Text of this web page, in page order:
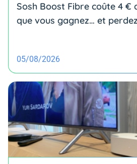
Sosh Boost Fibre coûte 4 €
que vous gagnez… et perdez
05/08/2026